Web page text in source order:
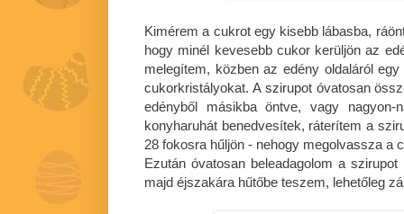
Kimérem a cukrot egy kisebb lábasba,
hogy minél kevesebb cukor kerüljön az
melegítem, közben az edény oldaláról
cukorkristályokat. A szirupot óvatosan
edényből másikba öntve, vagy nagyon-
konyharuhát benedvesítek, ráterítem a
28 fokosra hűljön - nehogy megolvassza a
Ezután óvatosan beleadagolom a
majd éjszakára hűtőbe teszem, lehetőleg